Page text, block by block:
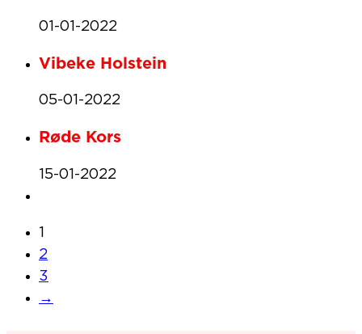
01-01-2022
Vibeke Holstein
05-01-2022
Røde Kors
15-01-2022
1
2
3
→